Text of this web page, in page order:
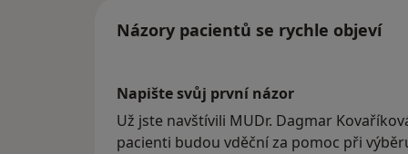
Názory pacientů se rychle objeví
Napište svůj první názor
Už jste navštívili MUDr. Dagmar
pacienti budou vděční za pomoc při